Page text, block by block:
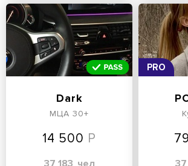
Dark
МЦА 30+
14 500
PRO